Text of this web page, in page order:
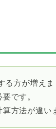
る方が増えま
です。
方法が違い